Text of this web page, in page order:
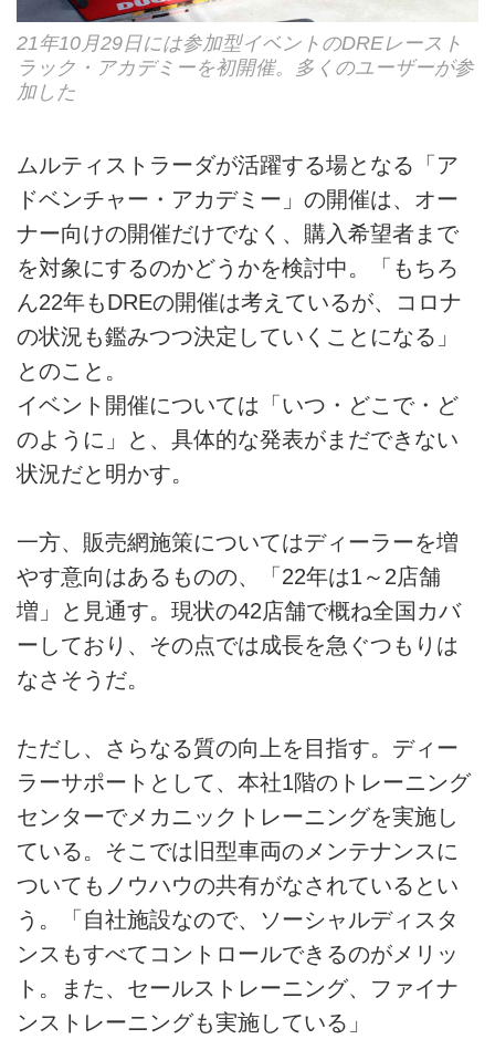
21年10月29日には参加型イベントのDREレースト
ラック・アカデミーを初開催。多くのユーザーが参
加した
ムルティストラーダが活躍する場となる「ア
ドベンチャー・アカデミー」の開催は、オー
ナー向けの開催だけでなく、購入希望者まで
を対象にするのかどうかを検討中。「もちろ
ん22年もDREの開催は考えているが、コロナ
の状況も鑑みつつ決定していくことになる」
とのこと。
イベント開催については「いつ・どこで・ど
のように」と、具体的な発表がまだできない
状況だと明かす。
一方、販売網施策についてはディーラーを増
やす意向はあるものの、「22年は1～2店舗
増」と見通す。現状の42店舗で概ね全国カバ
ーしており、その点では成長を急ぐつもりは
なさそうだ。
ただし、さらなる質の向上を目指す。ディー
ラーサポートとして、本社1階のトレーニング
センターでメカニックトレーニングを実施し
ている。そこでは旧型車両のメンテナンスに
ついてもノウハウの共有がなされているとい
う。「自社施設なので、ソーシャルディスタ
ンスもすべてコントロールできるのがメリッ
ト。また、セールストレーニング、ファイナ
ンストレーニングも実施している」